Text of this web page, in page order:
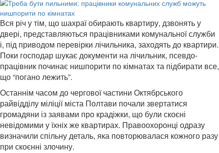
Вся річ у тім, що шахраї обирають квартиру, дзвонять у
двері, представляються працівниками комунальної служби
і, під приводом перевірки лічильника, заходять до квартири.
Поки господар шукає документи на лічильник, псевдо-
працівник починає нишпорити по кімнатах та підбирати все,
що “погано лежить”.
Останнім часом до чергової частини Октябрського
райвідділу міліції міста Полтави почали звертатися
громадяни із заявами про крадіжки, що були скоєні
невідомими у їхніх же квартирах. Правоохоронці одразу
визначили спільну деталь, яка повторювалася кожного разу
при скоєнні злочину.